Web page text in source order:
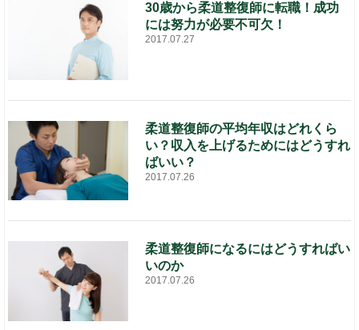
30歳から柔道整復師に転職！成功
には努力が必要不可欠！
2017.07.27
柔道整復師の平均年収はどれくら
い？収入を上げるためにはどうすれ
ばいい？
2017.07.26
柔道整復師になるにはどうすればい
いのか
2017.07.26